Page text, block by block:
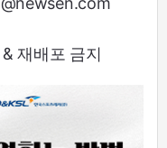
재배포 금지